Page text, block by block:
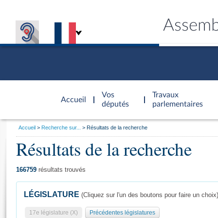
Accueil
d'accueil
Vos
députés
Travaux
parlementaires
Général
Vous
Accueil Recherche sur... Résultats de la recherche
Résultats de la recherche
166759 résultats trouvés
LÉGISLATURE (Cliquez sur l'un des boutons pour faire un choix)
17e législature (X) Précédentes législatures